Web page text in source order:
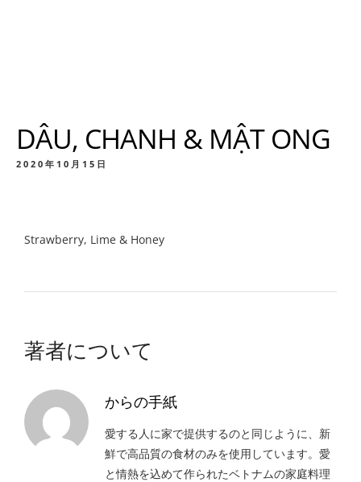
DÂU, CHANH & MẬT ONG
2020年10月15日
Strawberry, Lime & Honey
著者について
からの手紙
愛する人に家で提供するのと同じように、新
鮮で高品質の食材のみを使用しています。愛
と情熱を込めて作られたベトナムの家庭料理